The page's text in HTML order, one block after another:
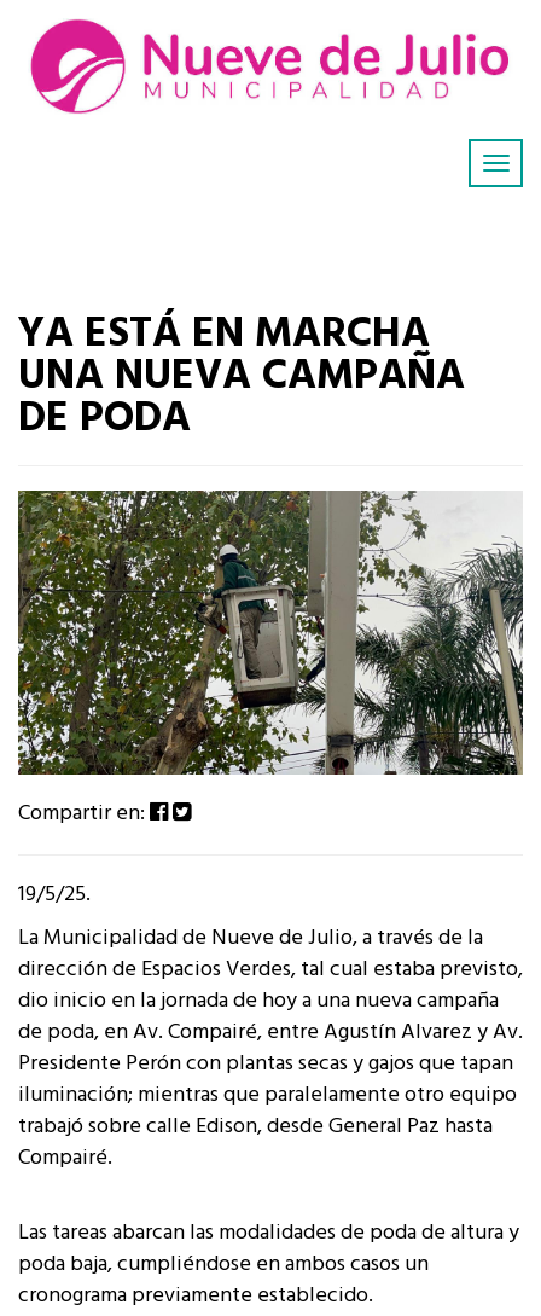
YA ESTÁ EN MARCHA
UNA NUEVA CAMPAÑA
DE PODA
Compartir en:
19/5/25.
La Municipalidad de Nueve de Julio, a través de la
dirección de Espacios Verdes, tal cual estaba previsto,
dio inicio en la jornada de hoy a una nueva campaña
de poda, en Av. Compairé, entre Agustín Alvarez y Av.
Presidente Perón con plantas secas y gajos que tapan
iluminación; mientras que paralelamente otro equipo
trabajó sobre calle Edison, desde General Paz hasta
Compairé.
Las tareas abarcan las modalidades de poda de altura y
poda baja, cumpliéndose en ambos casos un
cronograma previamente establecido.